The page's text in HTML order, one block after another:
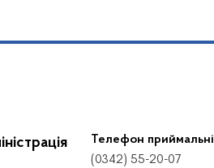
Телефон приймальні
(0342) 55-20-07